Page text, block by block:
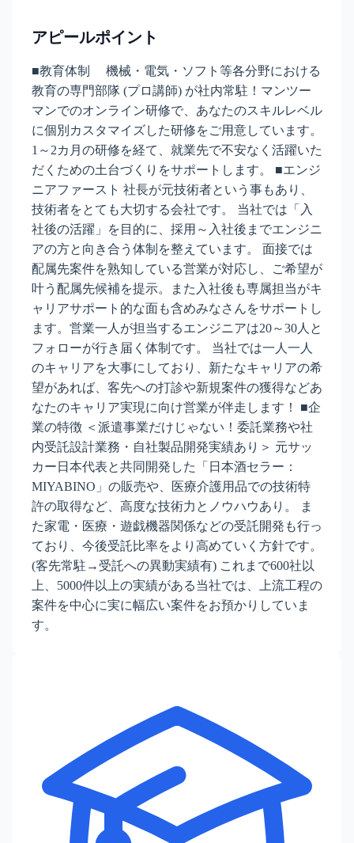
アピールポイント
■教育体制 機械・電気・ソフト等各分野における
教育の専門部隊 (プロ講師) が社内常駐！マンツー
マンでのオンライン研修で、あなたのスキルレベル
に個別カスタマイズした研修をご用意しています。
1～2カ月の研修を経て、就業先で不安なく活躍いた
だくための土台づくりをサポートします。 ■エンジ
ニアファースト 社長が元技術者という事もあり、
技術者をとても大切する会社です。 当社では「入
社後の活躍」を目的に、採用～入社後までエンジニ
アの方と向き合う体制を整えています。 面接では
配属先案件を熟知している営業が対応し、ご希望が
叶う配属先候補を提示。また入社後も専属担当がキ
ャリアサポート的な面も含めみなさんをサポートし
ます。営業一人が担当するエンジニアは20～30人と
フォローが行き届く体制です。 当社では一人一人
のキャリアを大事にしており、新たなキャリアの希
望があれば、客先への打診や新規案件の獲得などあ
なたのキャリア実現に向け営業が伴走します！ ■企
業の特徴 ＜派遣事業だけじゃない！委託業務や社
内受託設計業務・自社製品開発実績あり＞ 元サッ
カー日本代表と共同開発した「日本酒セラー：
MIYABINO」の販売や、医療介護用品での技術特
許の取得など、高度な技術力とノウハウあり。 ま
た家電・医療・遊戯機器関係などの受託開発も行っ
ており、今後受託比率をより高めていく方針です。
(客先常駐→受託への異動実績有) これまで600社以
上、5000件以上の実績がある当社では、上流工程の
案件を中心に実に幅広い案件をお預かりしていま
す。